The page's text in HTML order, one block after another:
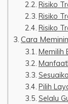
Risiko
Risiko
Risiko
Cara
Memilih
Pilih
Selalu